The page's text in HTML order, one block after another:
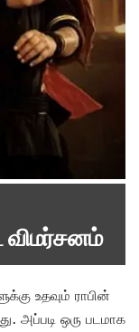
விமர்சனம்
உதவும் ராபின்
அப்படி ஒரு படமாக